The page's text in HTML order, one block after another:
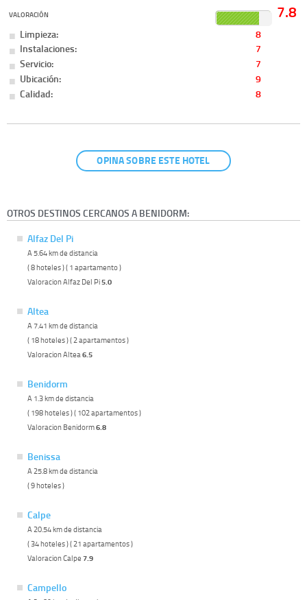
VALORACIÓN 7.8
Limpieza:
8
Instalaciones:
7
Servicio:
7
Ubicación:
9
Calidad:
8
OPINA SOBRE ESTE HOTEL
OTROS DESTINOS CERCANOS A BENIDORM:
Alfaz Del Pi
A 5.64 km de distancia
( 8 hoteles ) ( 1 apartamento )
Valoracion Alfaz Del Pi5.0
Altea
A 7.41 km de distancia
( 18 hoteles ) ( 2 apartamentos )
Valoracion Altea 6.5
Benidorm
A 1.3 km de distancia
( 198 hoteles ) ( 102 apartamentos )
Valoracion Benidorm6.8
Benissa
A 25.8 km de distancia
( 9 hoteles )
Calpe
A 20.54 km de distancia
( 34 hoteles ) ( 21 apartamentos )
Valoracion Calpe 7.9
Campello